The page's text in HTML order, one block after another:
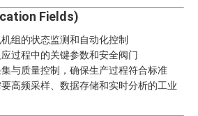
Fields)
组的状态监测和自动化控制
应过程中的关键参数和安全阀门
集与质量控制，确保生产过程符合标准
高频采样、数据存储和实时分析的工业